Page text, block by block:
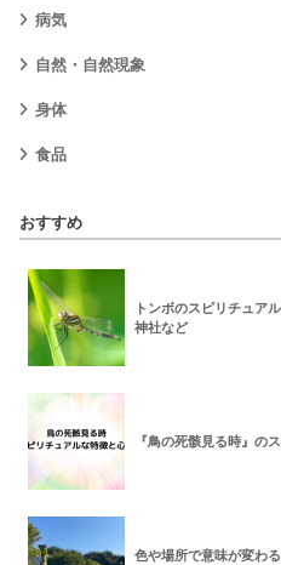
病気
自然・自然現象
身体
食品
おすすめ
トンボのスピリチュア
神社など
『鳥の死骸見る時』の
色や場所で意味が変わ